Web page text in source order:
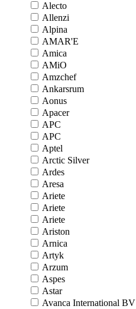
Alecto
Allenzi
Alpina
AMAR'E
Amica
AMiO
Amzchef
Ankarsrum
Aonus
Apacer
APC
APC
Aptel
Arctic Silver
Ardes
Aresa
Ariete
Ariete
Ariete
Ariston
Arnica
Artyk
Arzum
Aspes
Astar
Avanca International BV